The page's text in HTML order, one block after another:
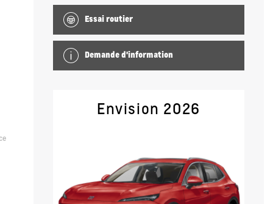
Essai routier
Demande d'information
Envision 2026